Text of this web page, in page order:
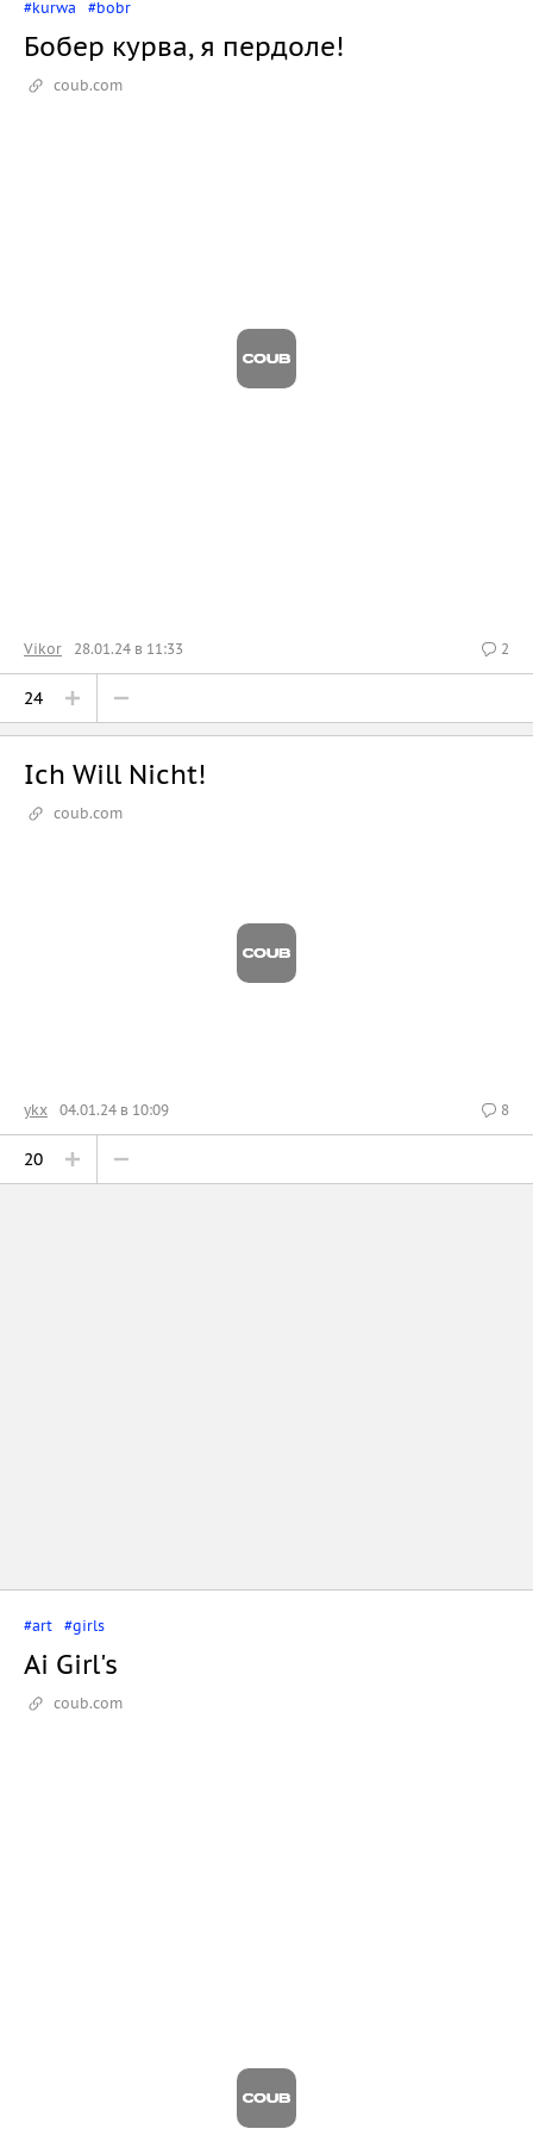
#kurwa #bobr
Бобер курва, я пердоле!
coub.com
Vikor 28.01.24 в 11:33 2
24
Ich Will Nicht!
coub.com
ykx 04.01.24 в 10:09 8
20
#art #girls
Ai Girl's
coub.com